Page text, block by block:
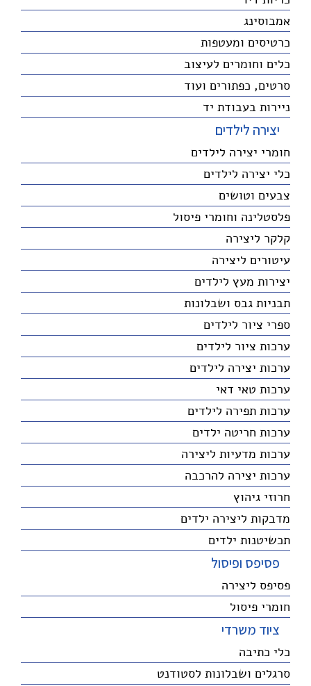
אמבוסינג
כרטיסים ומעטפות
כלים וחומרים לעיצוב
סרטים, כפתורים ועוד
ניירות בעבודת יד
יצירה לילדים
חומרי יצירה לילדים
כלי יצירה לילדים
צבעים וטושים
פלסטלינה וחומרי פיסול
קלקר ליצירה
עיטורים ליצירה
יצירות מעץ לילדים
תבניות גבס ושבלונות
ספרי ציור לילדים
ערכות ציור לילדים
ערכות יצירה לילדים
ערכות טאי דאי
ערכות תפירה לילדים
ערכות חריטה ילדים
ערכות מדעיות ליצירה
ערכות יצירה להרכבה
חרוזי גיהוץ
מדבקות ליצירה ילדים
תכשיטנות ילדים
פסיפס ופיסול
פסיפס ליצירה
חומרי פיסול
ציוד משרדי
כלי כתיבה
סרגלים ושבלונות לסטודנט